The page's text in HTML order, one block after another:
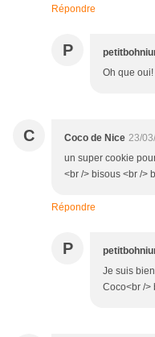
Répondre
P
Oh que oui!
C Coco de Nice 23/
un super cookie
<br /> bisous <br />
Répondre
P
Je suis
Coco<br />